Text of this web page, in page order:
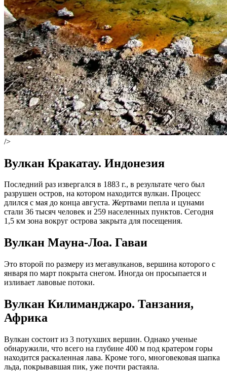
/>
Вулкан Кракатау. Индонезия
Последний раз извергался в 1883 г., в результате чего был
разрушен остров, на котором находится вулкан. Процесс
длился с мая до конца августа. Жертвами пепла и цунами
стали 36 тысяч человек и 259 населенных пунктов. Сегодня
1,5 км зона вокруг острова закрыта для посещения.
Вулкан Мауна-Лоа. Гаваи
Это второй по размеру из мегавулканов, вершина которого с
января по март покрыта снегом. Иногда он просыпается и
изливает лавовые потоки.
Вулкан Килиманджаро. Танзания,
Африка
Вулкан состоит из 3 потухших вершин. Однако ученые
обнаружили, что всего на глубине 400 м под кратером горы
находится раскаленная лава. Кроме того, многовековая шапка
льда, покрывавшая пик, уже почти растаяла.